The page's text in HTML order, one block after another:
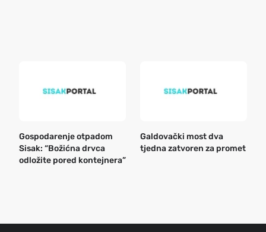
Gospodarenje otpadom
Sisak: “Božićna drvca
odložite pored kontejnera”
Galdovački most dva
tjedna zatvoren za promet